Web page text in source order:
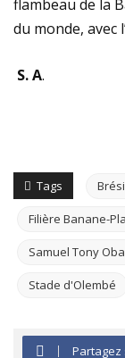
flambeau de la
du monde, avec
S. A.
Tags
Filière Banane-
Samuel Tony
Stade d'Olembé
Partagez